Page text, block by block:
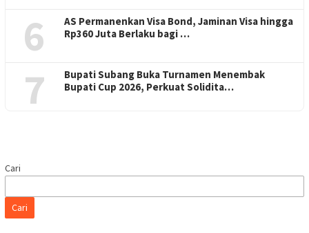
6
AS Permanenkan Visa Bond, Jaminan Visa hingga
Rp360 Juta Berlaku bagi …
7
Bupati Subang Buka Turnamen Menembak
Bupati Cup 2026, Perkuat Solidita…
Cari
Cari